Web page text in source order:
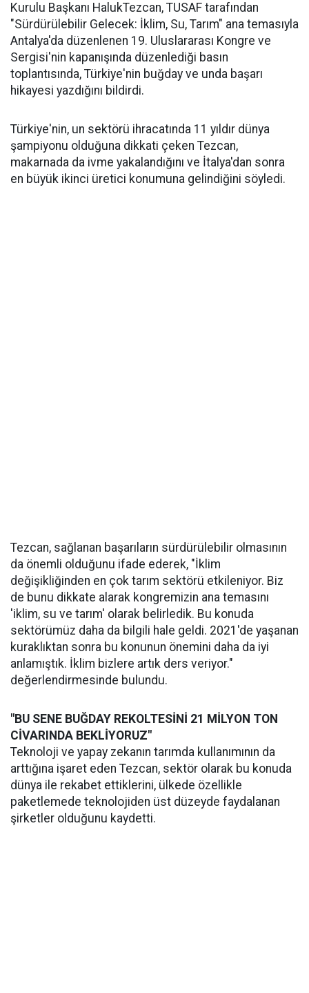
Kurulu Başkanı HalukTezcan, TUSAF tarafından
"Sürdürülebilir Gelecek: İklim, Su, Tarım" ana temasıyla
Antalya'da düzenlenen 19. Uluslararası Kongre ve
Sergisi'nin kapanışında düzenlediği basın
toplantısında, Türkiye'nin buğday ve unda başarı
hikayesi yazdığını bildirdi.
Türkiye'nin, un sektörü ihracatında 11 yıldır dünya
şampiyonu olduğuna dikkati çeken Tezcan,
makarnada da ivme yakalandığını ve İtalya'dan sonra
en büyük ikinci üretici konumuna gelindiğini söyledi.
Tezcan, sağlanan başarıların sürdürülebilir olmasının
da önemli olduğunu ifade ederek, "İklim
değişikliğinden en çok tarım sektörü etkileniyor. Biz
de bunu dikkate alarak kongremizin ana temasını
'iklim, su ve tarım' olarak belirledik. Bu konuda
sektörümüz daha da bilgili hale geldi. 2021'de yaşanan
kuraklıktan sonra bu konunun önemini daha da iyi
anlamıştık. İklim bizlere artık ders veriyor."
değerlendirmesinde bulundu.
"BU SENE BUĞDAY REKOLTESİNİ 21 MİLYON TON
CİVARINDA BEKLİYORUZ"
Teknoloji ve yapay zekanın tarımda kullanımının da
arttığına işaret eden Tezcan, sektör olarak bu konuda
dünya ile rekabet ettiklerini, ülkede özellikle
paketlemede teknolojiden üst düzeyde faydalanan
şirketler olduğunu kaydetti.